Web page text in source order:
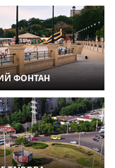
ФОНТАН